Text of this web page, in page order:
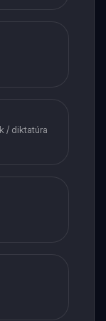
/ diktatúra